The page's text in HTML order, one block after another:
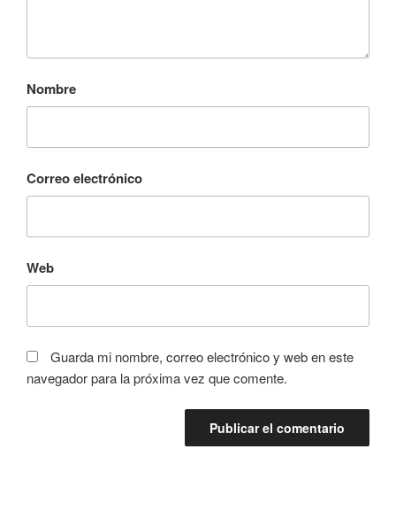
Nombre
Correo electrónico
Web
Guarda mi nombre, correo electrónico y web en este
navegador para la próxima vez que comente.